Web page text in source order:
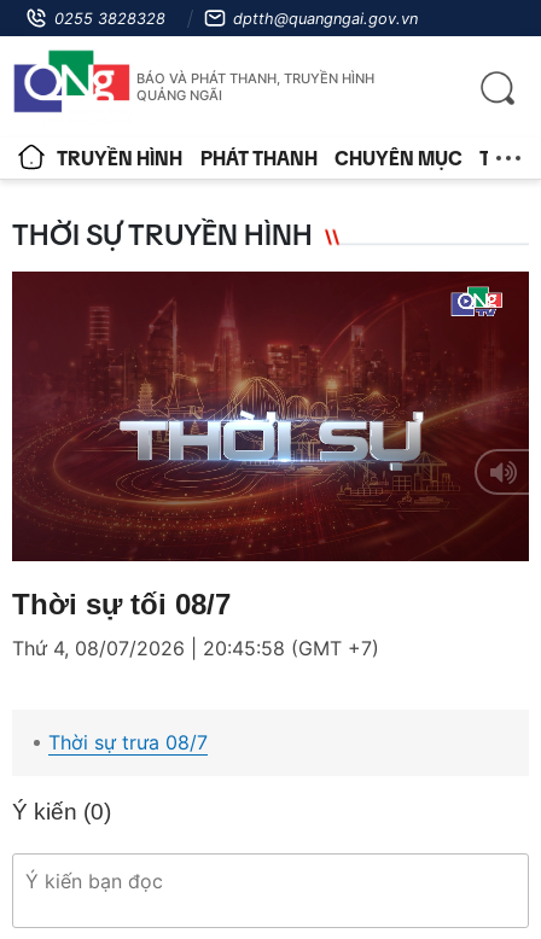
0255 3828328 dptth@quangngai.gov.vn
BÁO VÀ PHÁT THANH, TRUYỀN HÌNH
QUẢNG NGÃI
TRUYỀN HÌNH PHÁT THANH CHUYÊN MỤC TIN
THỜI SỰ TRUYỀN HÌNH
Mute Loaded :
2.13%
Thời sự tối 08/7
Thứ 4, 08/07/2026 | 20:45:58 (GMT +7)
Thời sự trưa 08/7
Ý kiến (0)